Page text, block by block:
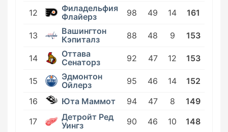
12
Филадельфия
Флайерз
98 49 14 161
13
Вашингтон
Кэпиталз
88 48 9 153
14
Оттава
Сенаторз
92 47 12 153
15
Эдмонтон
Ойлерз
95 46 14
152
16
Юта Маммот 94 47 8
149
17
Детройт Ред
Уингз
90 46 10 148